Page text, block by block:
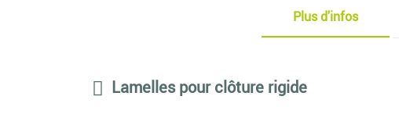
Plus d'infos
Lamelles pour clôture rigide